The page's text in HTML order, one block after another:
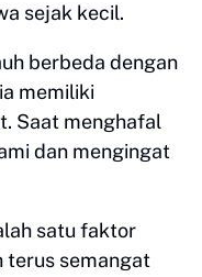
sejak kecil.
berbeda dengan
memiliki
Saat menghafal
dan mengingat
satu faktor
terus semangat